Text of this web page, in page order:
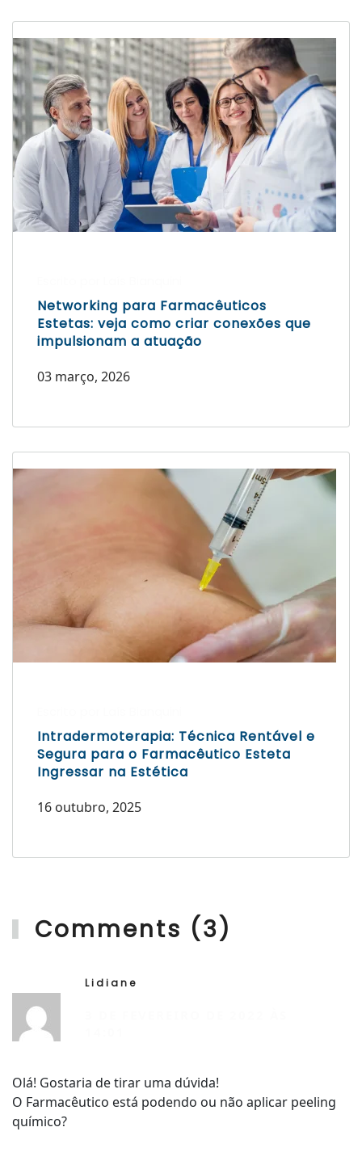
Networking para Farmacêuticos
Estetas: veja como criar conexões que
impulsionam a atuação
03 março, 2026
Intradermoterapia: Técnica Rentável e
Segura para o Farmacêutico Esteta
Ingressar na Estética
16 outubro, 2025
Comments (3)
Lidiane
Olá! Gostaria de tirar uma dúvida!
O Farmacêutico está podendo ou não aplicar peeling
químico?